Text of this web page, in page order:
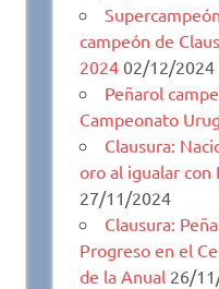
campeón de
2024 02/12/2024
Peñarol
Campeonato
Clausura:
oro al igualar con
27/11/2024
Clausura:
Progreso en el
de la Anual 26/